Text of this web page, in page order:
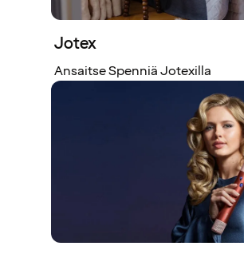
Jotex
Ansaitse Spenniä Jotexilla